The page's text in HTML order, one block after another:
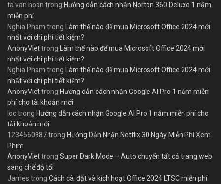
ta van hoan trong Hướng dẫn cách nhận Norton 360 Deluxe 1 năm
miễn phí
Nghia Pham trong
Làm thế nào để mua Microsoft Office 2024 mới
nhất với chi phí tiết kiệm?
AnonyViettrong
Làm thế nào để mua Microsoft Office 2024 mới
nhất với chi phí tiết kiệm?
Nghia Pham trong
Làm thế nào để mua Microsoft Office 2024 mới
nhất với chi phí tiết kiệm?
AnonyViettrong Hướng dẫn cách nhận Google AI Pro 1 năm miễn
phí cho tài khoản mới
loctrong Hướng dẫn cách nhận Google AI Pro 1 năm miễn phí cho
tài khoản mới
1234560987trong Hướng Dẫn Nhận Netflix 30 Ngày Miễn Phí Xem
Phim
AnonyViettrong Super Dark Mode – Auto chuyển tất cả trang web
sang chế độ tối
James trong Cách cài đặt và kích hoạt Office 2024 LTSC miễn phí